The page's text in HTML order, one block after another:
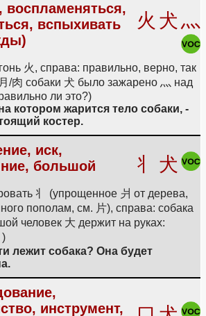
воспламеняться,
вспыхивать
火 犬 灬
火, справа: правильно, верно, так
/肉 собаки 犬 было зажарено 灬 над
ли это?)
котором жарится тело собаки, -
костер.
иск,
большой
丬 犬
丬 (упрощенное 爿 от дерева,
пополам, см. 片), справа: собака
человек 大 держит на руках:
)
лежит собака? Она будет
инструмент,